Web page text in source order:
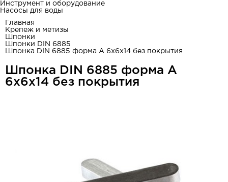
Инструмент и оборудование
Насосы для воды
Главная
Крепеж и метизы
Шпонки
Шпонки DIN 6885
Шпонка DIN 6885 форма А 6x6x14 без покрытия
Шпонка DIN 6885 форма А
6x6x14 без покрытия